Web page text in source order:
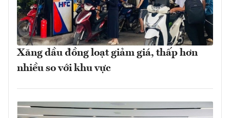
Xăng dầu đồng loạt giảm giá, thấp hơn
nhiều so với khu vực